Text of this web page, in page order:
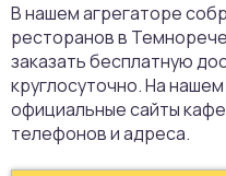
В нашем агрегаторе
ресторанов в
заказать бесплатную
круглосуточно. На
официальные сайты
телефонов и адреса.